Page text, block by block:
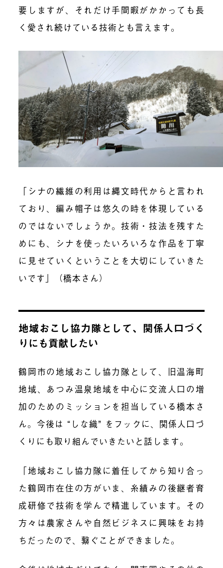
要しますが、それだけ手間暇がかかっても長
く愛され続けている技術とも言えます。
「シナの繊維の利用は縄文時代からと言われ
ており、編み帽子は悠久の時を体現している
のではないでしょうか。技術・技法を残すた
めにも、シナを使ったいろいろな作品を丁寧
に見せていくということを大切にしていきた
いです」（橋本さん）
地域おこし協力隊として、関係人口づく
りにも貢献したい
鶴岡市の地域おこし協力隊として、旧温海町
地域、あつみ温泉地域を中心に交流人口の増
加のためのミッションを担当している橋本さ
ん。今後は “しな織” をフックに、関係人口づ
くりにも取り組んでいきたいと話します。
「地域おこし協力隊に着任してから知り合っ
た鶴岡市在住の方がいま、糸績みの後継者育
成研修で技術を学んで精進しています。その
方々は農家さんや自然ビジネスに興味をお持
ちだったので、繋ぐことができました。